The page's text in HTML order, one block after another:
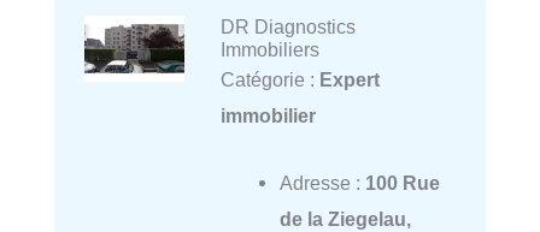
DR Diagnostics
Immobiliers
Catégorie : Expert
immobilier
Adresse : 100 Rue
de la Ziegelau,